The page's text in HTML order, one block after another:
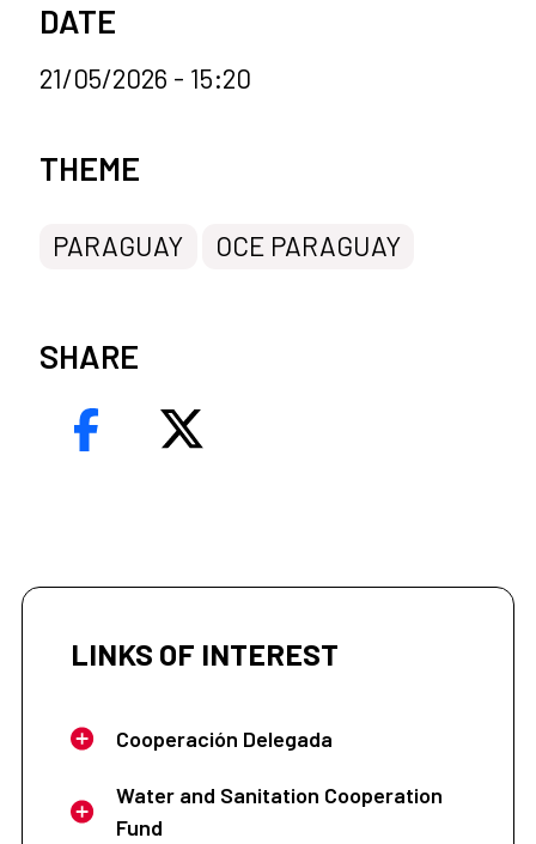
DATE
21/05/2026 - 15:20
News categories
THEME
PARAGUAY OCE PARAGUAY
SHARE
LINKS OF INTEREST
Cooperación Delegada
Water and Sanitation Cooperation
Fund